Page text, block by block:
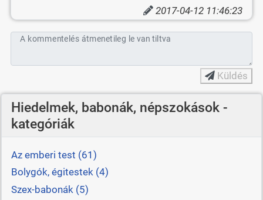
2017-04-12 11:46:23
A kommentelés átmenetileg le van tiltva
Küldés
Hiedelmek, babonák, népszokások -
kategóriák
Az emberi test (61)
Bolygók, égitestek (4)
Szex-babonák (5)